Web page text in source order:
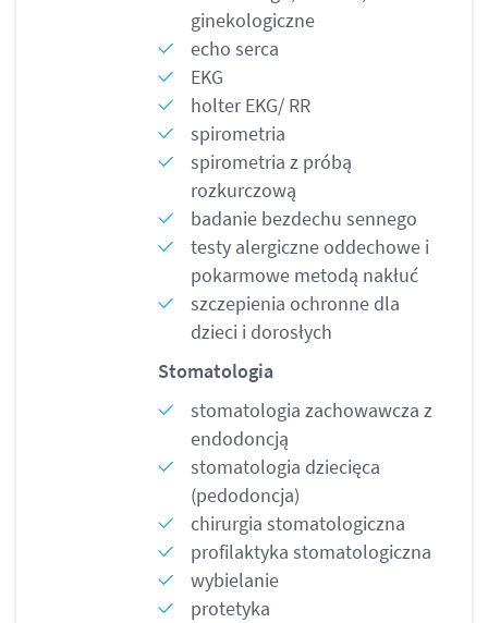
ginekologiczne
echo serca
EKG
holter EKG/ RR
spirometria
spirometria z próbą
rozkurczową
badanie bezdechu sennego
testy alergiczne oddechowe i
pokarmowe metodą nakłuć
szczepienia ochronne dla
dzieci i dorosłych
Stomatologia
stomatologia zachowawcza z
endodoncją
stomatologia dziecięca
(pedodoncja)
chirurgia stomatologiczna
profilaktyka stomatologiczna
wybielanie
protetyka